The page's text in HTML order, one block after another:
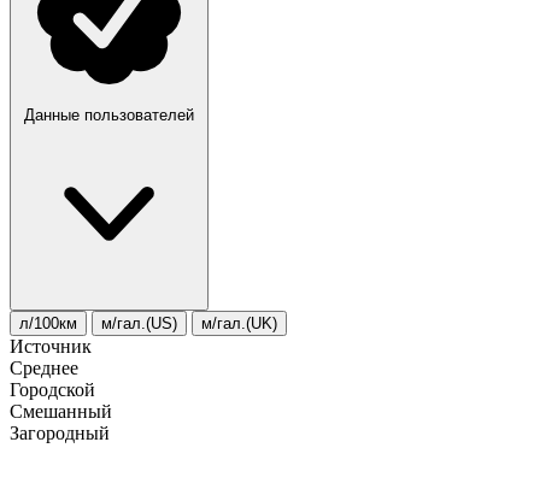
Данные пользователей
л/100км м/гал.(US) м/гал.(UK)
Источник
Среднее
Городской
Смешанный
Загородный